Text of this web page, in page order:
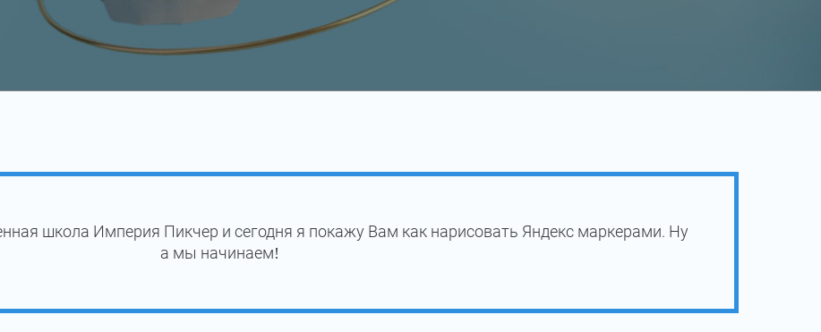
школа Империя Пикчер и сегодня я покажу Вам как нарисовать Яндекс маркерами. Ну
а мы начинаем!